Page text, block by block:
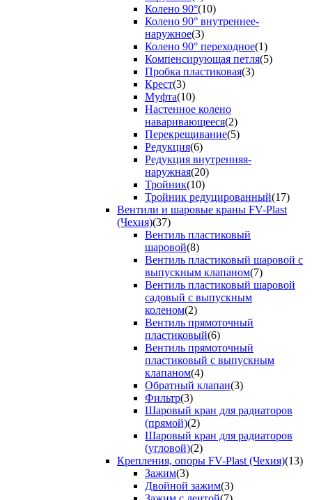
Колено 90°(10)
Колено 90° внутреннее-
наружное(3)
Колено 90° переходное(1)
Компенсирующая петля(5)
Пробка пластиковая(3)
Крест(3)
Муфта(10)
Настенное колено
наваривающееся(2)
Перекрещивание(5)
Редукция(6)
Редукция внутренняя-
наружная(20)
Тройник(10)
Тройник редуцированный(17)
Вентили и шаровые краны FV-Plast
(Чехия)(37)
Вентиль пластиковый
шаровой(8)
Вентиль пластиковый шаровой с
выпускным клапаном(7)
Вентиль пластиковый шаровой
садовый с выпускным
коленом(2)
Вентиль прямоточный
пластиковый(6)
Вентиль прямоточный
пластиковый с выпускным
клапаном(4)
Обратный клапан(3)
Фильтр(3)
Шаровый кран для радиаторов
(прямой)(2)
Шаровый кран для радиаторов
(угловой)(2)
Крепления, опоры FV-Plast (Чехия)(13)
Зажим(3)
Двойной зажим(3)